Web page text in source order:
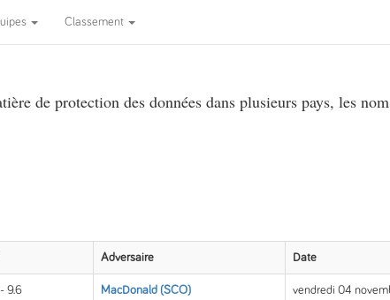
Classement
de protection des données dans plusieurs pays, les
Adversaire Date
9.6 MacDonald (SCO) vendredi 04